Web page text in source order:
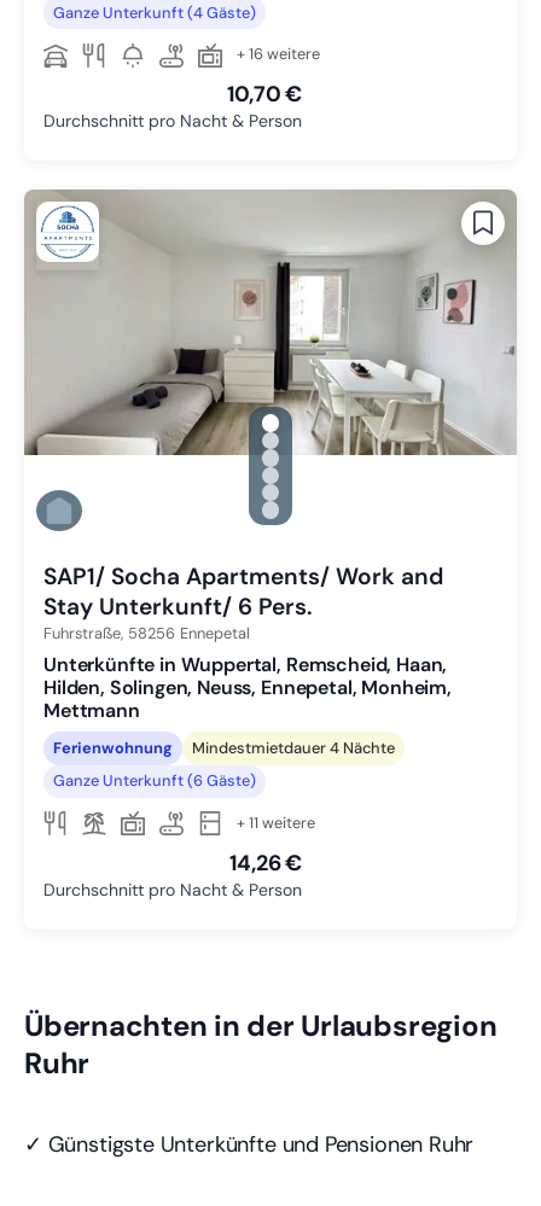
Ganze Unterkunft (4 Gäste)
+ 16 weitere
10,70 €
Durchschnitt pro Nacht & Person
gallery.slide_selector
Zu Slide 1 wechseln
Zu Slide 2 wechseln
Zu Slide 3 wechseln
Zu Slide 4 wechseln
Zu Slide 5 wechseln
Zu Slide 6 wechseln
SAP1/ Socha Apartments/ Work and
Stay Unterkunft/ 6 Pers.
Fuhrstraße, 58256 Ennepetal
Unterkünfte in Wuppertal, Remscheid, Haan,
Hilden, Solingen, Neuss, Ennepetal, Monheim,
Mettmann
Ferienwohnung
Mindestmietdauer 4 Nächte
Ganze Unterkunft (6 Gäste)
+ 11 weitere
14,26 €
Durchschnitt pro Nacht & Person
Übernachten in der Urlaubsregion
Ruhr
✓ Günstigste Unterkünfte und Pensionen Ruhr